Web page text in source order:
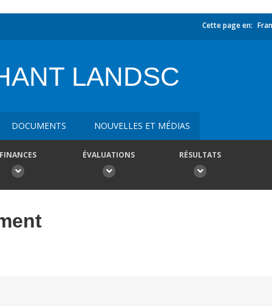
Cette page en:
LANDSC
DOCUMENTS NOUVELLES ET MÉDIAS
ÉVALUATIONS RÉSULTATS